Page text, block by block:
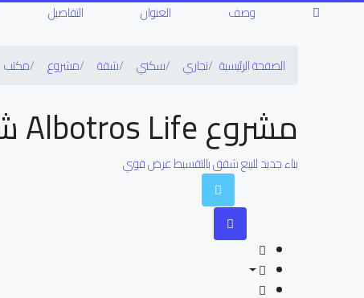
وصف العنوان التفاصيل
الصفحة الرئيسية تجاري سكني شقة مشروع مكتب
مشروع Albotros Life شقق 4+1 ، 2+4 في منطقة بيوك تشيكمجة
بناء جديدللبيعشقق بالتقسيطعرض قوي